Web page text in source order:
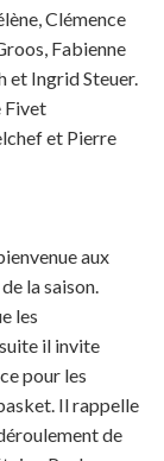
Clémence
Fabienne
et Ingrid Steuer.
Fivet
et Pierre
aux
la saison.
les
il invite
pour les
Il rappelle
de